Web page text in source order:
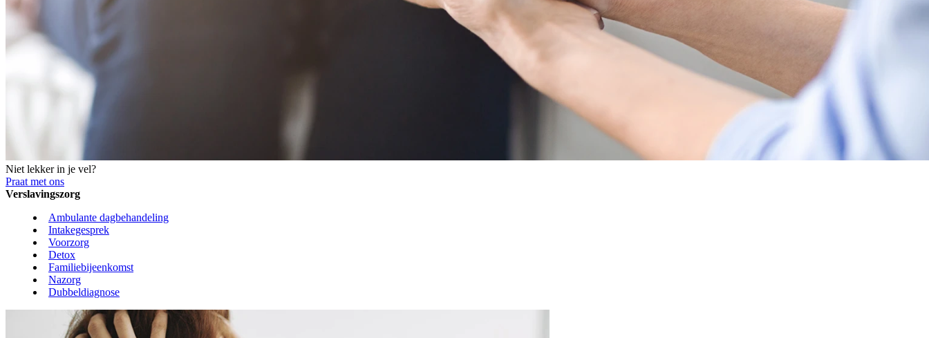
Niet lekker in je vel?
Praat met ons
Verslavingszorg
Ambulante dagbehandeling
Intakegesprek
Voorzorg
Detox
Familiebijeenkomst
Nazorg
Dubbeldiagnose